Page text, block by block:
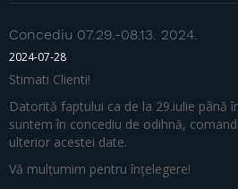
Concediu 07.29.-08.13. 2024.
2024-07-28
Stimati Clienti!
Datorită faptului ca de la 29.iulie până
suntem în concediu de odihnă,
ulterior acestei date.
Vă mulțumim pentru înțelegere!